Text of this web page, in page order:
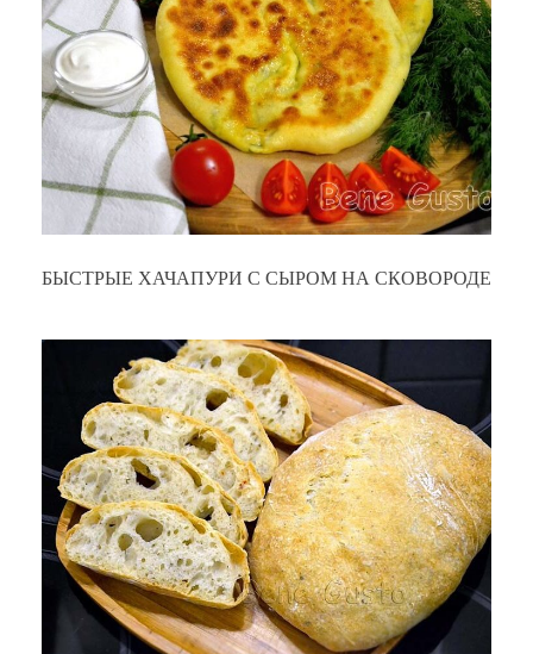
БЫСТРЫЕ ХАЧАПУРИ С СЫРОМ НА СКОВОРОДЕ